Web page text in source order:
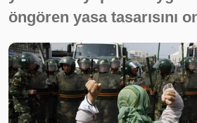
öngören yasa tasarısını